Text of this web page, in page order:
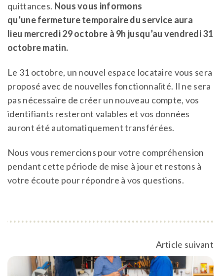
quittances. Nous vous informons
qu’une fermeture temporaire du service aura
lieu mercredi 29 octobre à 9h jusqu’au vendredi 31
octobre matin.
Le 31 octobre, un nouvel espace locataire vous sera
proposé avec de nouvelles fonctionnalité. Il ne sera
pas nécessaire de créer un nouveau compte, vos
identifiants resteront valables et vos données
auront été automatiquement transférées.
Nous vous remercions pour votre compréhension
pendant cette période de mise à jour et restons à
votre écoute pour répondre à vos questions.
Article suivant